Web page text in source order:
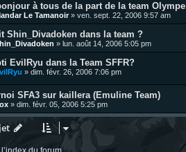
à tous de la part de la team
Le Tamanoir» ven. sept. 22, 2006 9:57 am
Shin_Divadoken dans la team ?
» lun. août 14, 2006 5:05 pm
EvilRyu dans la Team SFFR?
» dim. févr. 26, 2006 7:06 pm
SFA3 sur kaillera (Emuline Team)
» dim. févr. 05, 2006 5:25 pm